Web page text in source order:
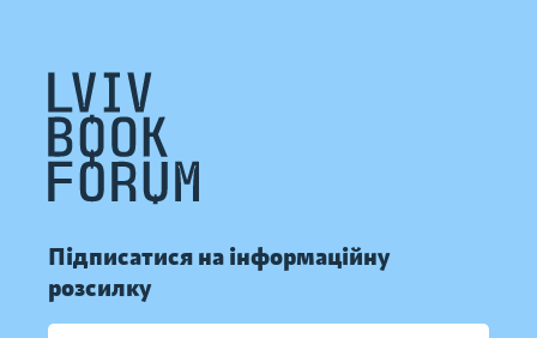
Підписатися на інформаційну
розсилку